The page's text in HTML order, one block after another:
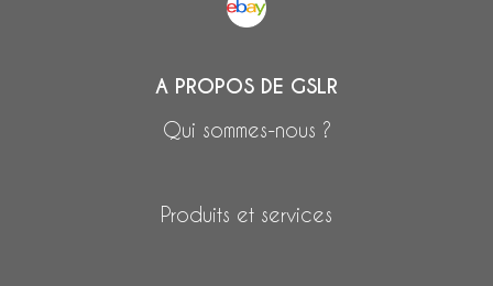
A PROPOS DE GSLR
Qui sommes-nous ?
Produits et services